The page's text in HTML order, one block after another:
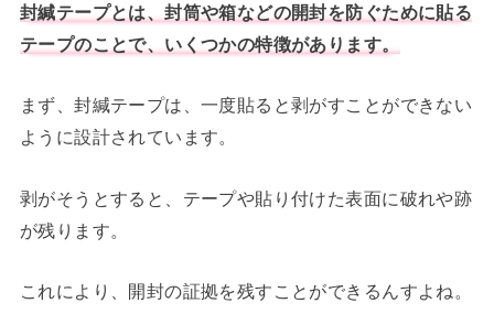
封緘テープとは、封筒や箱などの開封を防ぐために貼る
テープのことで、いくつかの特徴があります。
まず、封緘テープは、一度貼ると剥がすことができない
ように設計されています。
剥がそうとすると、テープや貼り付けた表面に破れや跡
が残ります。
これにより、開封の証拠を残すことができるんすよね。